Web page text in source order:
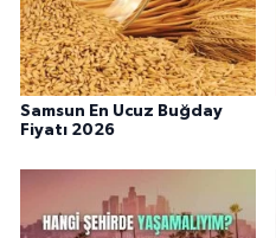
Samsun En Ucuz Buğday
Fiyatı 2026